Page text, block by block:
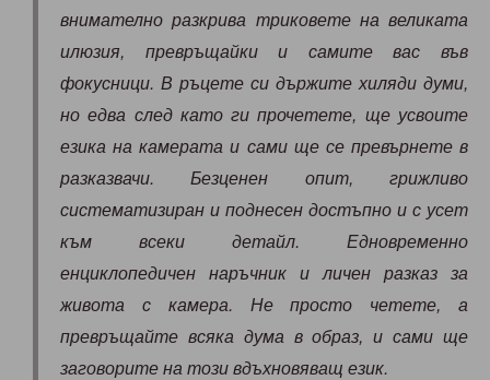
внимателно разкрива триковете на великата
илюзия, превръщайки и самите вас във
фокусници. В ръцете си държите хиляди думи,
но едва след като ги прочетете, ще усвоите
езика на камерата и сами ще се превърнете в
разказвачи. Безценен опит, грижливо
систематизиран и поднесен достъпно и с усет
към всеки детайл. Едновременно
енциклопедичен наръчник и личен разказ за
живота с камера. Не просто четете, а
превръщайте всяка дума в образ, и сами ще
заговорите на този вдъхновяващ език.